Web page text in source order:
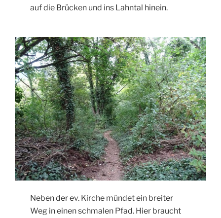
auf die Brücken und ins Lahntal hinein.
Neben der ev. Kirche mündet ein breiter
Weg in einen schmalen Pfad. Hier braucht